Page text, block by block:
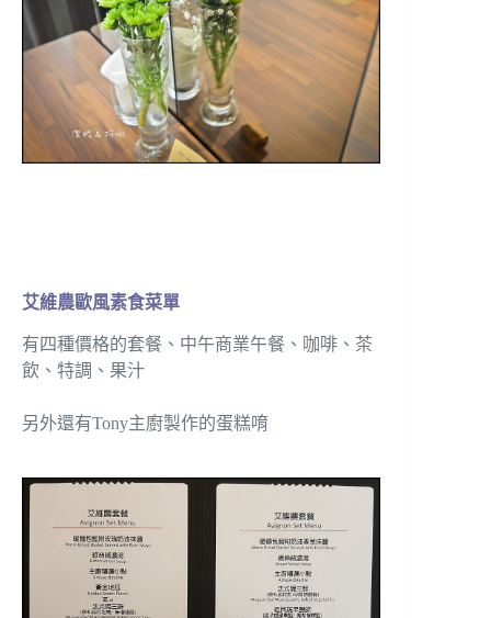
艾維農歐風素食菜單
有四種價格的套餐、中午商業午餐、咖啡、茶
飲、特調、果汁
另外還有Tony主廚製作的蛋糕唷